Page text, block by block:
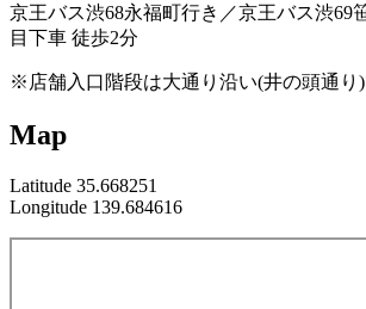
京王バス渋68永福町行き／京王バス渋69
目下車 徒歩2分
※店舗入口階段は大通り沿い(井の頭通り
Map
Latitude 35.668251
Longitude 139.684616